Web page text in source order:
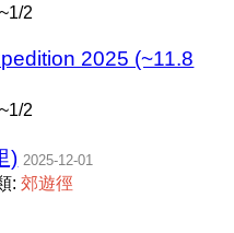
2
2025 (~11.8
2
) 2025-12-01
:郊遊徑